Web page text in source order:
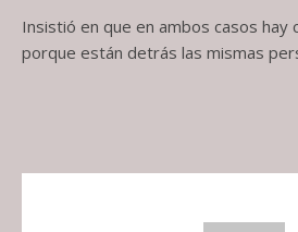
Insistió en que en ambos casos hay
porque están detrás las mismas